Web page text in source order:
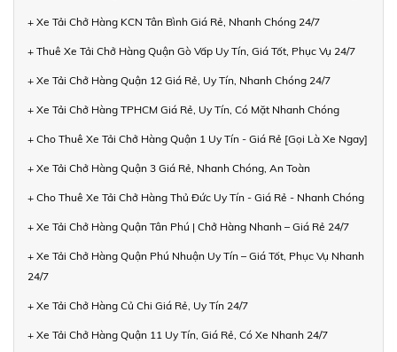
+ Xe Tải Chở Hàng KCN Tân Bình Giá Rẻ, Nhanh Chóng 24/7
+ Thuê Xe Tải Chở Hàng Quận Gò Vấp Uy Tín, Giá Tốt, Phục Vụ 24/7
+ Xe Tải Chở Hàng Quận 12 Giá Rẻ, Uy Tín, Nhanh Chóng 24/7
+ Xe Tải Chở Hàng TPHCM Giá Rẻ, Uy Tín, Có Mặt Nhanh Chóng
+ Cho Thuê Xe Tải Chở Hàng Quận 1 Uy Tín - Giá Rẻ [Gọi Là Xe Ngay]
+ Xe Tải Chở Hàng Quận 3 Giá Rẻ, Nhanh Chóng, An Toàn
+ Cho Thuê Xe Tải Chở Hàng Thủ Đức Uy Tín - Giá Rẻ - Nhanh Chóng
+ Xe Tải Chở Hàng Quận Tân Phú | Chở Hàng Nhanh – Giá Rẻ 24/7
+ Xe Tải Chở Hàng Quận Phú Nhuận Uy Tín – Giá Tốt, Phục Vụ Nhanh
24/7
+ Xe Tải Chở Hàng Củ Chi Giá Rẻ, Uy Tín 24/7
+ Xe Tải Chở Hàng Quận 11 Uy Tín, Giá Rẻ, Có Xe Nhanh 24/7